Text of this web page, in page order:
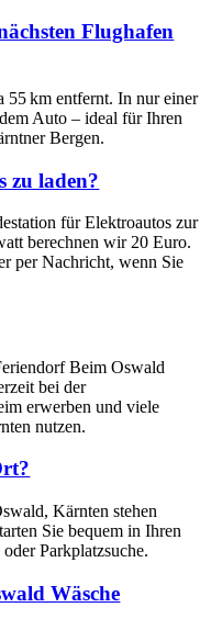
Flughafen
55 km entfernt. In nur einer
Auto – ideal für Ihren
Bergen.
zu laden?
für Elektroautos zur
berechnen wir 20 Euro.
per Nachricht, wenn Sie
Beim Oswald
bei der
erwerben und viele
nutzen.
Kärnten stehen
Sie bequem in Ihren
Parkplatzsuche.
Wäsche